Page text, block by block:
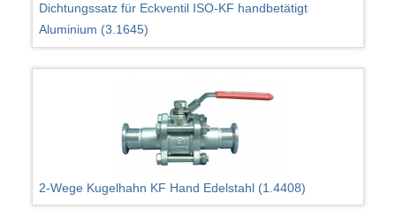
Dichtungssatz für Eckventil ISO-KF handbetätigt
Aluminium (3.1645)
2-Wege Kugelhahn KF Hand Edelstahl (1.4408)